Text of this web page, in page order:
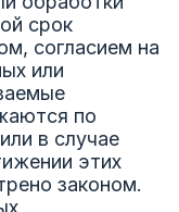
срок
согласием на
или
по
в случае
этих
законом.